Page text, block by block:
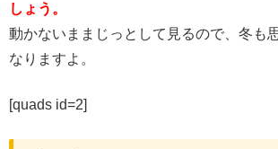
しょう。
動かないままじっとして見るので、冬も
なりますよ。
[quads id=2]